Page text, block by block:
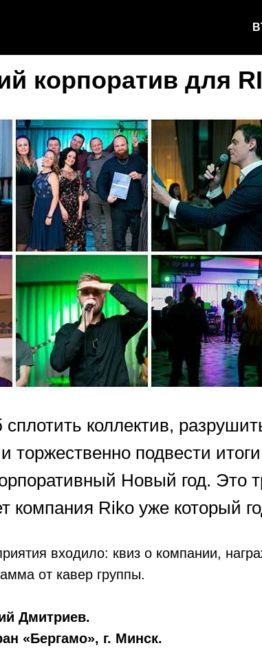
корпоратив для
коллектив,
торжественно подвести итоги
Новый год. Это
компания Riko уже который
входило: квиз о компании,
от кавер группы.
Дмитриев.
«Бергамо», г. Минск.